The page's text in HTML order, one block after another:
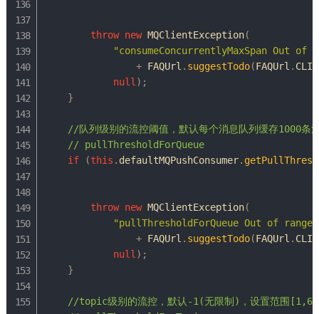
throw new MQClientException(
"consumeConcurrentlyMaxSpan Out
+ FAQUrl . suggestTodo(FAQUrl .
null ) ;
}
//队列级别的流控阈值，默认每个消息队列缓存1000
// pullThresholdForQueue
if
(this . defaultMQPushConsumer.
throw new MQClientException(
"pullThresholdForQueue Out of
+ FAQUrl . suggestTodo(FAQUrl .
null ) ;
}
//topic级别的流控，默认-1(无限制)，设置范围